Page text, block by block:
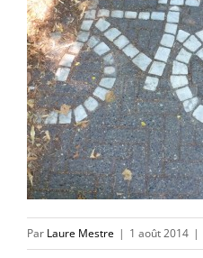
Par Laure Mestre | 1 août 2014 |